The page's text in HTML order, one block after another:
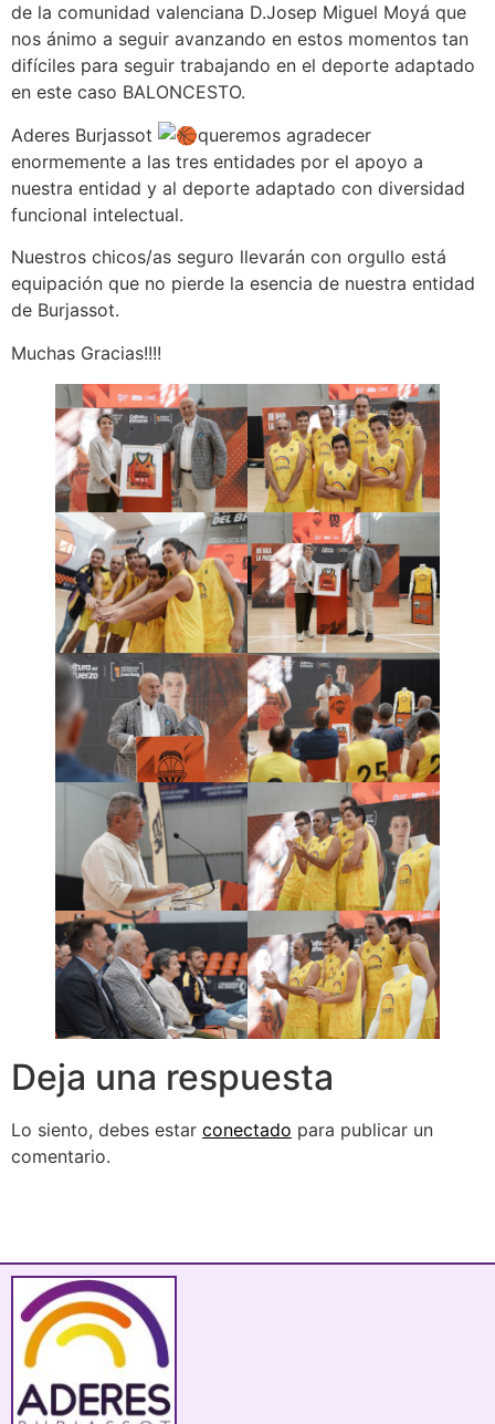
de la comunidad valenciana D.Josep Miguel Moyá que
nos ánimo a seguir avanzando en estos momentos tan
difíciles para seguir trabajando en el deporte adaptado
en este caso BALONCESTO.
Aderes Burjassot
queremos agradecer
enormemente a las tres entidades por el apoyo a
nuestra entidad y al deporte adaptado con diversidad
funcional intelectual.
Nuestros chicos/as seguro llevarán con orgullo está
equipación que no pierde la esencia de nuestra entidad
de Burjassot.
Muchas Gracias!!!!
Deja una respuesta
Lo siento, debes estar conectado para publicar un
comentario.